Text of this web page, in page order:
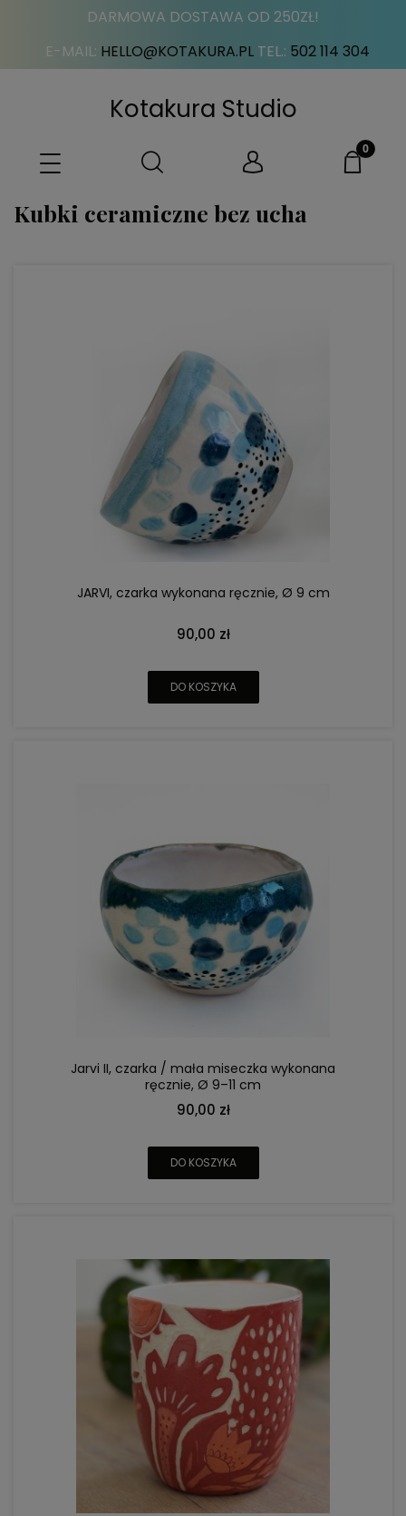
DARMOWA DOSTAWA OD 250ZŁ!
E-MAIL: HELLO@KOTAKURA.PL TEL.: 502 114 304
Kotakura Studio
Kubki ceramiczne bez ucha
JARVI, czarka wykonana ręcznie, Ø 9 cm
90,00 zł
DO KOSZYKA
Jarvi II, czarka / mała miseczka wykonana
ręcznie, Ø 9–11 cm
90,00 zł
DO KOSZYKA